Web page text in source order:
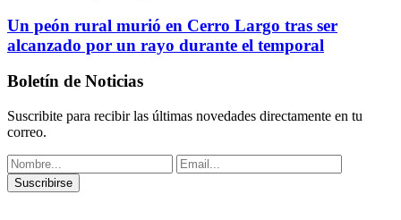
Un peón rural murió en Cerro Largo tras ser
alcanzado por un rayo durante el temporal
Boletín de Noticias
Suscribite para recibir las últimas novedades directamente en tu
correo.
Suscribirse